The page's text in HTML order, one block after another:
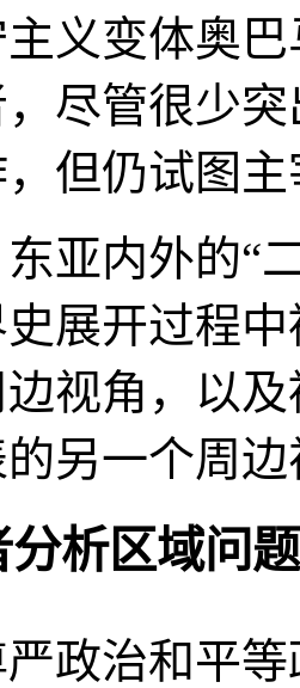
义变体奥
，尽管很少
但仍试图
东亚内外的“
展开过程
视角，以
另一个周
分析区域问题
严政治和平